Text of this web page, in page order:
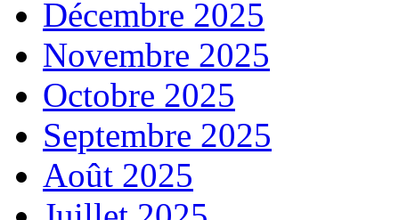
Décembre 2025
Novembre 2025
Octobre 2025
Septembre 2025
Août 2025